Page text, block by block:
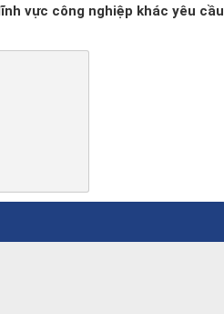
vực công nghiệp khác yêu cầu